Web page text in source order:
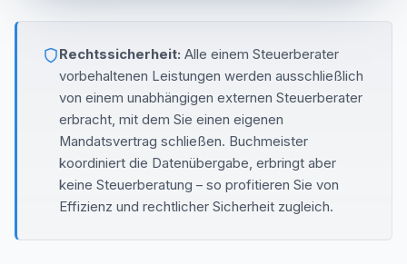
Rechtssicherheit: Alle einem Steuerberater
vorbehaltenen Leistungen werden ausschließlich
von einem unabhängigen externen Steuerberater
erbracht, mit dem Sie einen eigenen
Mandatsvertrag schließen. Buchmeister
koordiniert die Datenübergabe, erbringt aber
keine Steuerberatung – so profitieren Sie von
Effizienz und rechtlicher Sicherheit zugleich.